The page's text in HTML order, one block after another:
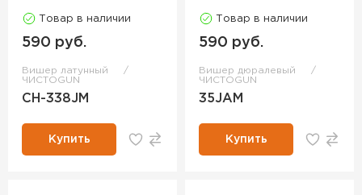
Товар в наличии
590 руб.
Вишер латунный
ЧИСТОGUN
CH-338JM
Купить
Товар в наличии
590 руб.
Вишер дюралевый
ЧИСТОGUN
35JAM
Купить